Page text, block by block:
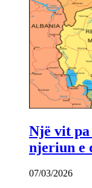
Një vit
njeriun e
07/03/2026